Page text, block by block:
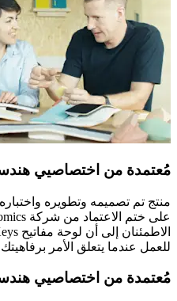
مُعتمدة من اختصاصيي
للعمل عندما يتعلق الأمر
مُعتمدة من اختصاصيي